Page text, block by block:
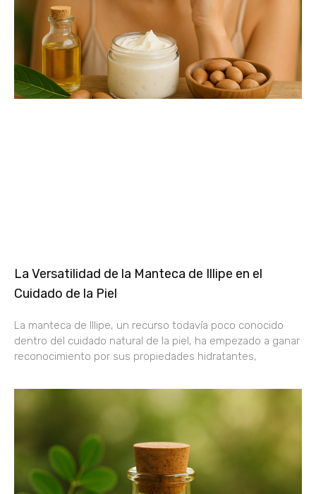
La Versatilidad de la Manteca de Illipe en el
Cuidado de la Piel
La manteca de Illipe, un recurso todavía poco conocido
dentro del cuidado natural de la piel, ha empezado a ganar
reconocimiento por sus propiedades hidratantes,